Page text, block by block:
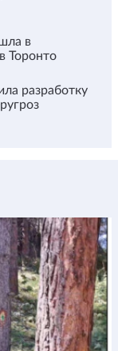
в
Торонто
разработку